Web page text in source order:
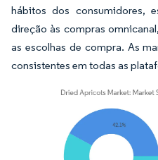
hábitos dos consumidores,
direção às compras
as escolhas de compra. As
consistentes em todas as